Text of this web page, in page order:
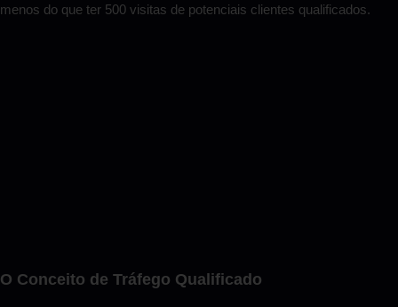
menos do que ter 500 visitas de potenciais clientes qualificados.
O Conceito de Tráfego Qualificado